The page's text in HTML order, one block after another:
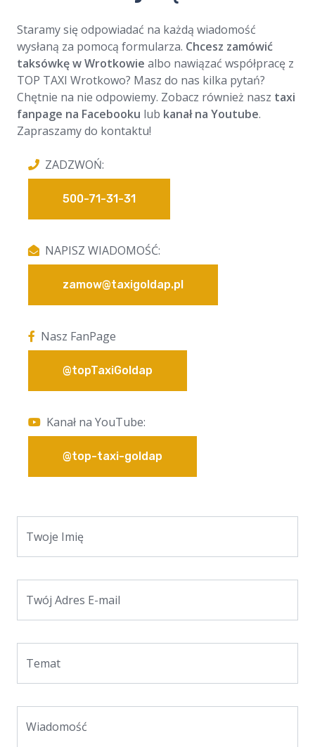
Staramy się odpowiadać na każdą wiadomość
wysłaną za pomocą formularza. Chcesz zamówić
taksówkę w Wrotkowie albo nawiązać współpracę z
TOP TAXI Wrotkowo? Masz do nas kilka pytań?
Chętnie na nie odpowiemy. Zobacz również nasz taxi
fanpage na Facebooku lub kanał na Youtube.
Zapraszamy do kontaktu!
ZADZWOŃ:
500-71-31-31
NAPISZ WIADOMOŚĆ:
zamow@taxigoldap.pl
Nasz FanPage
@topTaxiGoldap
Kanał na YouTube:
@top-taxi-goldap
Twoje Imię
Twój Adres E-mail
Temat
Wiadomość